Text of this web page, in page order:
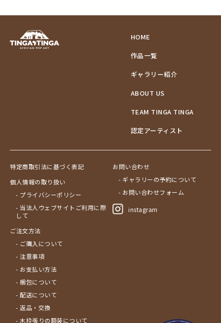
HOME
作品一覧
ギャラリー紹介
ABOUT US
TEAM TINGA TINGA
認定アーティスト
特定商取引法に基づく表記
個人情報の取り扱い
- プライバシーポリシー
- 当法人ウェブサイトご利用に際
して
ご注文方法
- ご購入について
- 注意事項
- お支払い方法
- 梱包について
- 配送について
- 返品・交換
- 木枠張りの額装について
お問い合わせ
- ギャラリーの予約について
- お問い合わせフォーム
instagram